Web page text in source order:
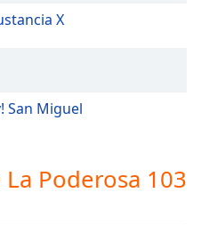
X
San Miguel
Poderosa 103